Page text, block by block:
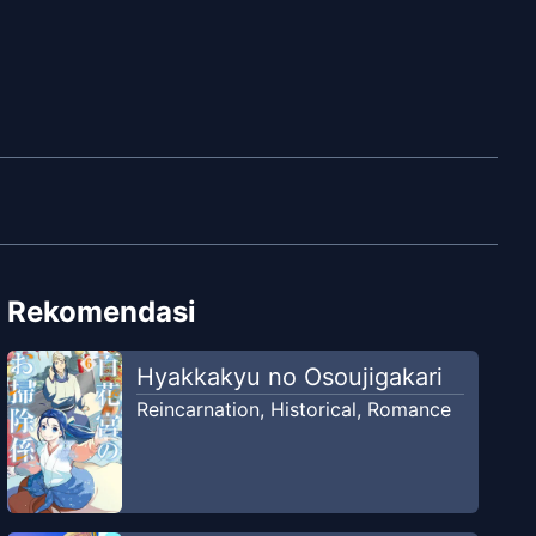
Rekomendasi
Hyakkakyu no Osoujigakari
Reincarnation, Historical, Romance